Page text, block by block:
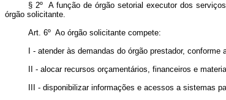
§ 2º A função de órgão setorial executor dos
órgão solicitante.
Art. 6º Ao órgão solicitante compete:
I - atender às demandas do órgão prestador,
II - alocar recursos orçamentários, financeiros e
III - disponibilizar informações e acessos a sistemas